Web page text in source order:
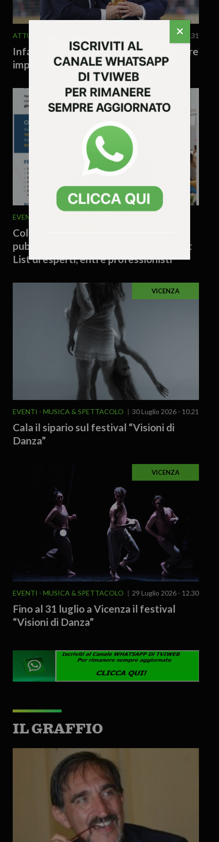
ATTUALITA' 31 Luglio 2026 - 9.31
Infantino vende il calcio. La UEFA scopre
improvvisamente di avere un’anima
EVENTI
Collettivo Creativo: aperto l’Avviso
pubblico per la costituzione della Short
List di esperti, enti e professionisti
VICENZA
EVENTI MUSICA & SPETTACOLO 30 Luglio 2026 - 10.21
Cala il sipario sul festival “Visioni di
Danza”
VICENZA
EVENTI MUSICA & SPETTACOLO 29 Luglio 2026 - 12.30
Fino al 31 luglio a Vicenza il festival
“Visioni di Danza”
IL GRAFFIO